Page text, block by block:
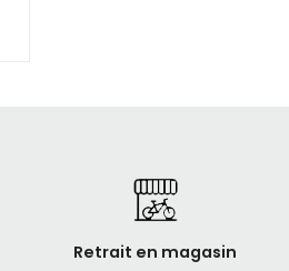
Retrait en magasin